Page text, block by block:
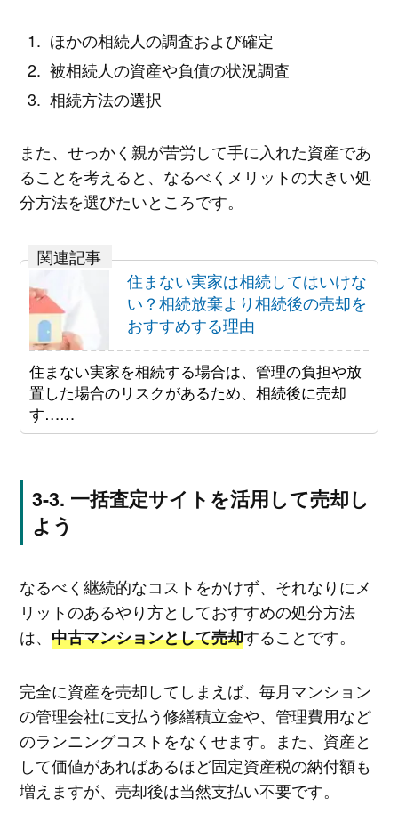
ほかの相続人の調査および確定
被相続人の資産や負債の状況調査
相続方法の選択
また、せっかく親が苦労して手に入れた資産であ
ることを考えると、なるべくメリットの大きい処
分方法を選びたいところです。
住まない実家は相続してはいけな
い？相続放棄より相続後の売却を
おすすめする理由
住まない実家を相続する場合は、管理の負担や放
置した場合のリスクがあるため、相続後に売却
す……
一括査定サイトを活用して売却し
よう
なるべく継続的なコストをかけず、それなりにメ
リットのあるやり方としておすすめの処分方法
は、 中古マンションとして売却することです。
完全に資産を売却してしまえば、毎月マンション
の管理会社に支払う修繕積立金や、管理費用など
のランニングコストをなくせます。また、資産と
して価値があればあるほど固定資産税の納付額も
増えますが、売却後は当然支払い不要です。